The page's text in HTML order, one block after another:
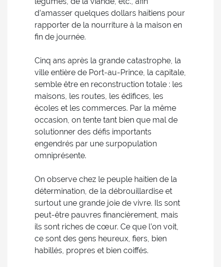
d’amasser quelques dollars haïtiens pour
rapporter de la nourriture à la maison en
fin de journée.
Cinq ans après la grande catastrophe, la
ville entière de Port-au-Prince, la capitale,
semble être en reconstruction totale : les
maisons, les routes, les édifices, les
écoles et les commerces. Par la même
occasion, on tente tant bien que mal de
solutionner des défis importants
engendrés par une surpopulation
omniprésente.
On observe chez le peuple haïtien de la
détermination, de la débrouillardise et
surtout une grande joie de vivre. Ils sont
peut-être pauvres financièrement, mais
ils sont riches de cœur. Ce que l’on voit,
ce sont des gens heureux, fiers, bien
habillés, propres et bien coiffés.